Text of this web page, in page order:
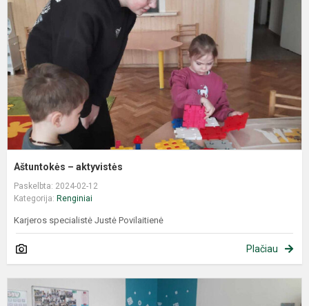
Aštuntokės – aktyvistės
Paskelbta: 2024-02-12
Kategorija: Renginiai
Karjeros specialistė Justė Povilaitienė
Plačiau